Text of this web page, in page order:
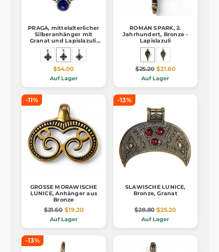
PRAGA, mittelalterlicher
Silberanhänger mit
Granat und Lapislazuli,
Ag 925/1000
$54.00
Auf Lager
ROMAN SPARK, 2.
Jahrhundert, Bronze -
Lapislazuli
$25.20 $21.60
Auf Lager
-11%
GROSSE MORAWISCHE
LUNICE, Anhänger aus
Bronze
$21.60 $19.20
Auf Lager
-13%
SLAWISCHE LUNICE,
Bronze, Granat
$28.80 $25.20
Auf Lager
-13%